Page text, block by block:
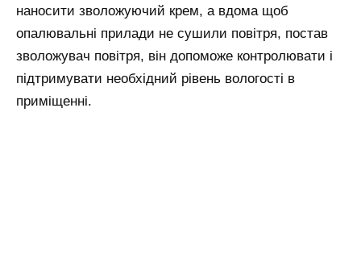
наносити зволожуючий крем, а вдома щоб
опалювальні прилади не сушили повітря, постав
зволожувач повітря, він допоможе контролювати і
підтримувати необхідний рівень вологості в
приміщенні.